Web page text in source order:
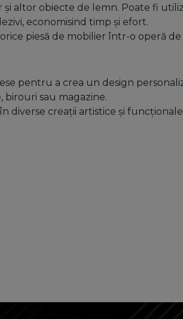
altor obiecte de lemn. Poate fi
economisind timp și efort.
piesă de mobilier într-o operă de
pentru a crea un design
sau magazine.
diverse creații artistice și